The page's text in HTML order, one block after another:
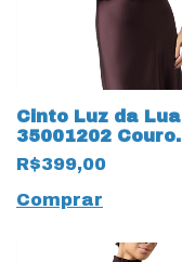
Cinto Luz da Lua
35001202 Couro
Natural Atacama
19837 Cacau
R$399,00
Comprar